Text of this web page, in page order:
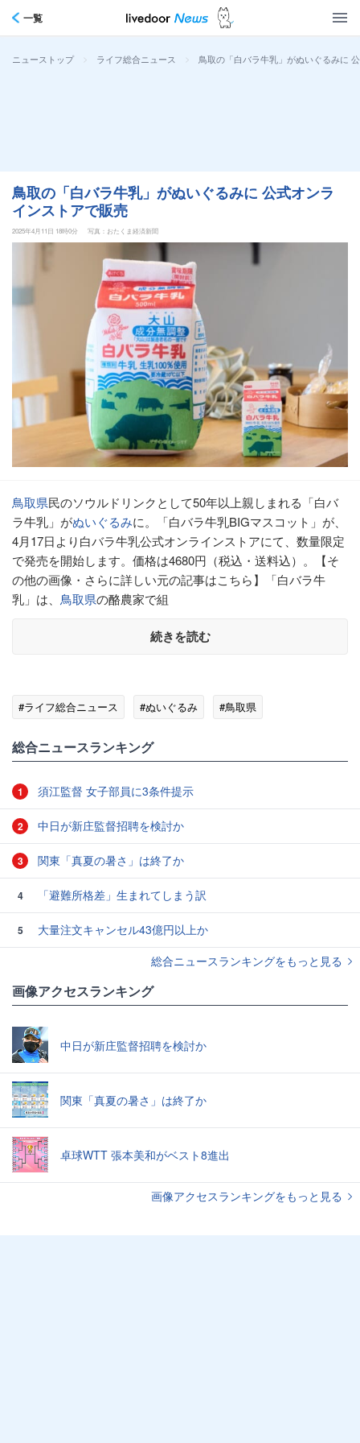
一覧
ニューストップ > ライフ総合ニュース > 鳥取の「白バラ牛乳」がぬいぐるみに
鳥取の「白バラ牛乳」がぬいぐるみに 公式オンラ
インストアで販売
2025年4月11日 18時0分 写真：おたくま経済新聞
鳥取県民のソウルドリンクとして50年以上親しまれる「白バ
ラ牛乳」がぬいぐるみに。「白バラ牛乳BIGマスコット」が、
4月17日より白バラ牛乳公式オンラインストアにて、数量限定
で発売を開始します。価格は4680円（税込・送料込）。【そ
の他の画像・さらに詳しい元の記事はこちら】「白バラ牛
乳」は、 鳥取県の酪農家で組
続きを読む
#ライフ総合ニュース #ぬいぐるみ #鳥取県
総合ニュースランキング
1 須江監督 女子部員に3条件提示
2 中日が新庄監督招聘を検討か
3 関東「真夏の暑さ」は終了か
4 「避難所格差」生まれてしまう訳
5
大量注文キャンセル43億円以上か
総合ニュースランキングをもっと見る
画像アクセスランキング
中日が新庄監督招聘を検討か
関東「真夏の暑さ」は終了か
卓球WTT 張本美和がベスト8進出
画像アクセスランキングをもっと見る